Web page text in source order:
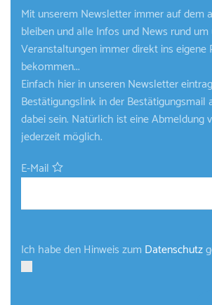
Mit unserem Newsletter immer auf dem
bleiben und alle Infos und News rund um
Veranstaltungen immer direkt ins eigene
bekommen...
Einfach hier in unseren Newsletter
Bestätigungslink in der Bestätigungsmail
dabei sein. Natürlich ist eine Abmeldung
jederzeit möglich.
E-Mail
Ich habe den Hinweis zum Datenschutz